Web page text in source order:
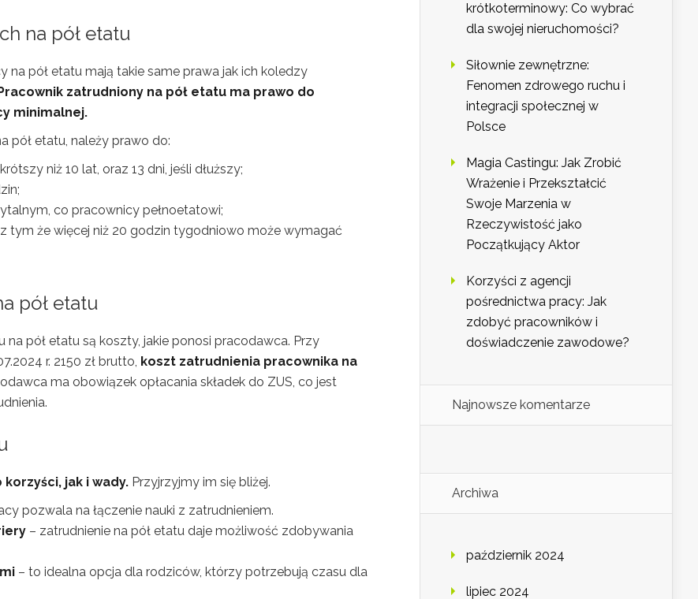
na pół etatu
pół etatu mają takie same prawa jak ich koledzy
zatrudniony na pół etatu ma prawo do
minimalnej.
pół etatu, należy prawo do:
niż 10 lat, oraz 13 dni, jeśli dłuższy;
co pracownicy pełnoetatowi;
tym że więcej niż 20 godzin tygodniowo może wymagać
pół etatu
pół etatu są koszty, jakie ponosi pracodawca. Przy
r. 2150 zł brutto, koszt zatrudnienia pracownika na
ma obowiązek opłacania składek do ZUS, co jest
jak i wady. Przyjrzyjmy im się bliżej.
pozwala na łączenie nauki z zatrudnieniem.
– zatrudnienie na pół etatu daje możliwość zdobywania
– to idealna opcja dla rodziców, którzy potrzebują czasu dla
krótkoterminowy: Co wybrać
dla swojej nieruchomości?
Siłownie zewnętrzne:
Fenomen zdrowego ruchu i
integracji społecznej w
Polsce
Magia Castingu: Jak Zrobić
Wrażenie i Przekształcić
Swoje Marzenia w
Rzeczywistość jako
Początkujący Aktor
Korzyści z agencji
pośrednictwa pracy: Jak
zdobyć pracowników i
doświadczenie zawodowe?
Najnowsze komentarze
Archiwa
październik 2024
lipiec 2024